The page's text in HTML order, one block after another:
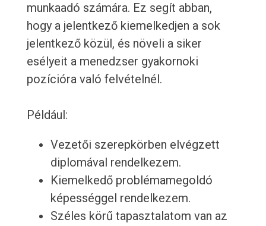
munkaadó számára. Ez segít abban,
hogy a jelentkező kiemelkedjen a sok
jelentkező közül, és növeli a siker
esélyeit a menedzser gyakornoki
pozícióra való felvételnél.
Például:
Vezetői szerepkörben elvégzett
diplomával rendelkezem.
Kiemelkedő problémamegoldó
képességgel rendelkezem.
Széles körű tapasztalatom van az